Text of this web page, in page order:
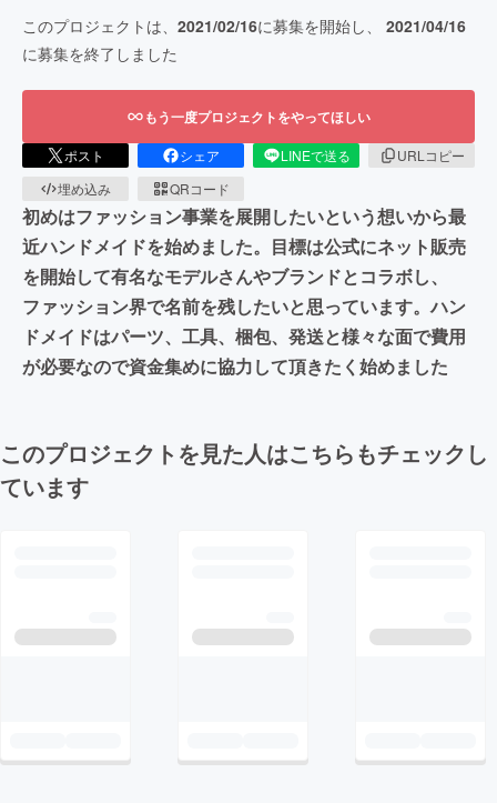
このプロジェクトは、 2021/02/16に募集を開始し、 2021/04/16
に募集を終了しました
もう一度プロジェクトをやってほしい
ポスト シェア LINEで送る
URLコピー
埋め込み
QRコード
初めはファッション事業を展開したいという想いから最
近ハンドメイドを始めました。目標は公式にネット販売
を開始して有名なモデルさんやブランドとコラボし、
ファッション界で名前を残したいと思っています。ハン
ドメイドはパーツ、工具、梱包、発送と様々な面で費用
が必要なので資金集めに協力して頂きたく始めました
このプロジェクトを見た人はこちらもチェックし
ています